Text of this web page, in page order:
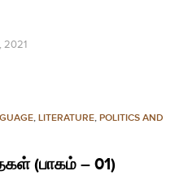
2021
, LITERATURE, POLITICS AND
(பாகம் – 01)